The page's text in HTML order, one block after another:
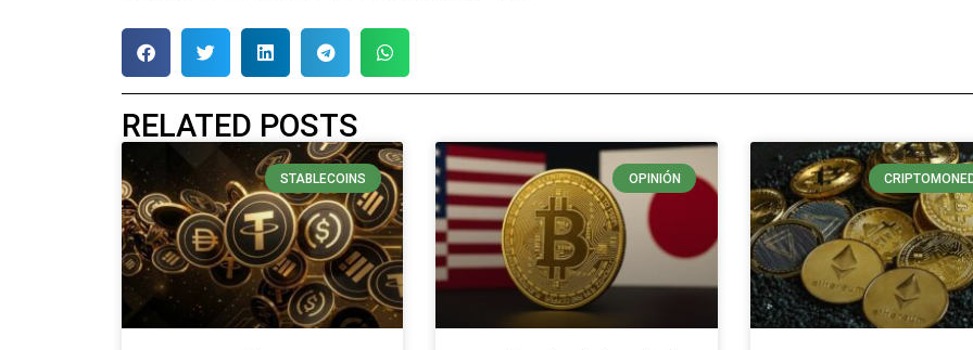
RELATED POSTS
STABLECOINS OPINIÓN